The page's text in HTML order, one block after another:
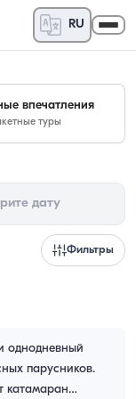
RU
впечатления
туры
дату
Фильтры
однодневный
парусников.
катамаран